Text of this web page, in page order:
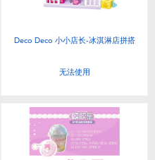
Deco Deco 小小店长-冰淇淋店拼搭
无法使用